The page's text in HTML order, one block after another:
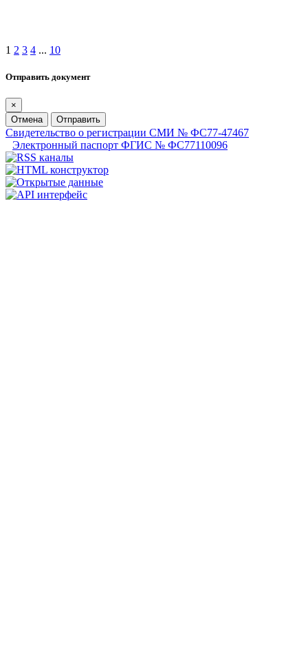
1 2 3 4 ... 10
Отправить документ
×
Отмена
Отправить
Свидетельство о регистрации СМИ № ФС77-47467
Электронный паспорт ФГИС № ФС77110096